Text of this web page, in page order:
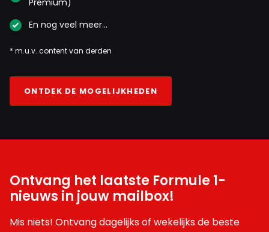
En nog veel meer…
* m.u.v. content van derden
ONTDEK DE MOGELIJKHEDEN
Ontvang het laatste Formule 1-
nieuws in jouw mailbox!
Mis niets! Ontvang dagelijks of wekelijks de beste